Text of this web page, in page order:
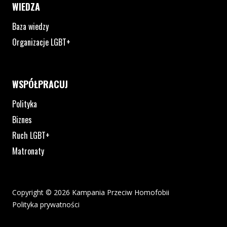
WIEDZA
Baza wiedzy
Organizacje LGBT+
WSPÓŁPRACUJ
Polityka
Biznes
Ruch LGBT+
Matronaty
Copyright © 2026 Kampania Przeciw Homofobii
Polityka prywatności